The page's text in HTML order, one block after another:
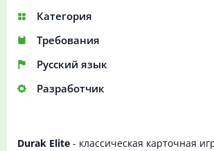
Категория
Требования
Русский язык
Разработчик
Durak Elite - классическая карточная